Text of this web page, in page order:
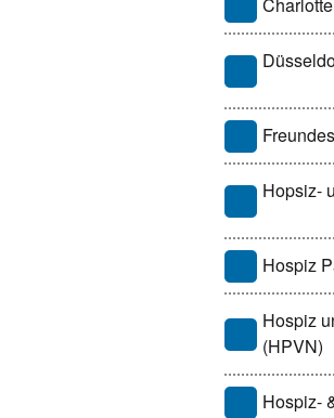
Hopsiz-
Hospiz
Hospiz
(HPVN)
Hospiz-